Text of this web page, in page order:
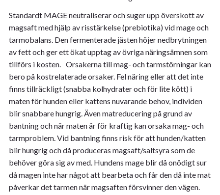
Standardt MAGE neutraliserar och suger upp överskott av
magsaft med hjälp av risstärkelse (prebiotika) vid mage och
tarmobalans. Den fermenterade jästen höjer nedbrytningen
av fett och ger ett ökat upptag av övriga näringsämnen som
tillförs i kosten. Orsakerna till mag- och tarmstörningar kan
bero på kostrelaterade orsaker. Fel näring eller att det inte
finns tillräckligt (snabba kolhydrater och för lite kött) i
maten för hunden eller kattens nuvarande behov, individen
blir snabbare hungrig. Även matreducering på grund av
bantning och när maten är för kraftig kan orsaka mag- och
tarmproblem. Vid bantning finns risk för att hunden/katten
blir hungrig och då produceras magsaft/saltsyra som de
behöver göra sig av med. Hundens mage blir då onödigt sur
då magen inte har något att bearbeta och får den då inte mat
påverkar det tarmen när magsaften försvinner den vägen.